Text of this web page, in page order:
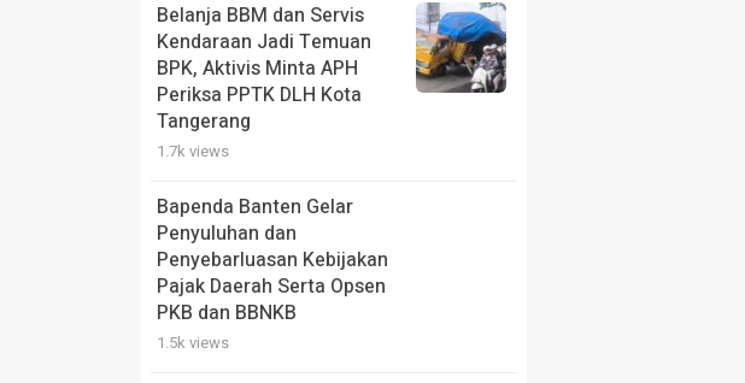
Belanja BBM dan Servis
Kendaraan Jadi Temuan
BPK, Aktivis Minta APH
Periksa PPTK DLH Kota
Tangerang
1.7k views
Bapenda Banten Gelar
Penyuluhan dan
Penyebarluasan Kebijakan
Pajak Daerah Serta Opsen
PKB dan BBNKB
1.5k views